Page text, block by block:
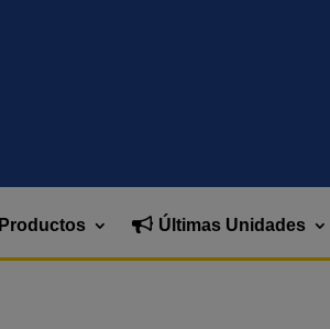
Productos Últimas Unidades